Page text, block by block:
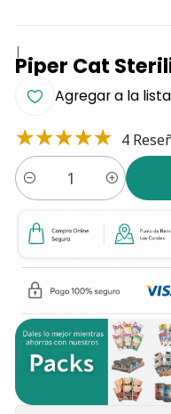
|
Piper Cat
Agregar a la
4
Cantidad